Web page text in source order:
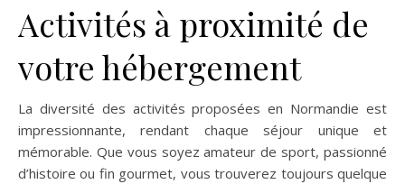
Activités à proximité de
votre hébergement
La diversité des activités proposées en Normandie est
impressionnante, rendant chaque séjour unique et
mémorable. Que vous soyez amateur de sport, passionné
d’histoire ou fin gourmet, vous trouverez toujours quelque